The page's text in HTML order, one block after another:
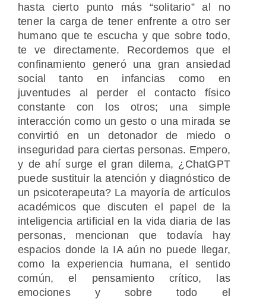
hasta cierto punto más “solitario” al no
tener la carga de tener enfrente a otro ser
humano que te escucha y que sobre todo,
te ve directamente. Recordemos que el
confinamiento generó una gran ansiedad
social tanto en infancias como en
juventudes al perder el contacto físico
constante con los otros; una simple
interacción como un gesto o una mirada se
convirtió en un detonador de miedo o
inseguridad para ciertas personas. Empero,
y de ahí surge el gran dilema, ¿ChatGPT
puede sustituir la atención y diagnóstico de
un psicoterapeuta? La mayoría de artículos
académicos que discuten el papel de la
inteligencia artificial en la vida diaria de las
personas, mencionan que todavía hay
espacios donde la IA aún no puede llegar,
como la experiencia humana, el sentido
común, el pensamiento crítico, las
emociones y sobre todo el